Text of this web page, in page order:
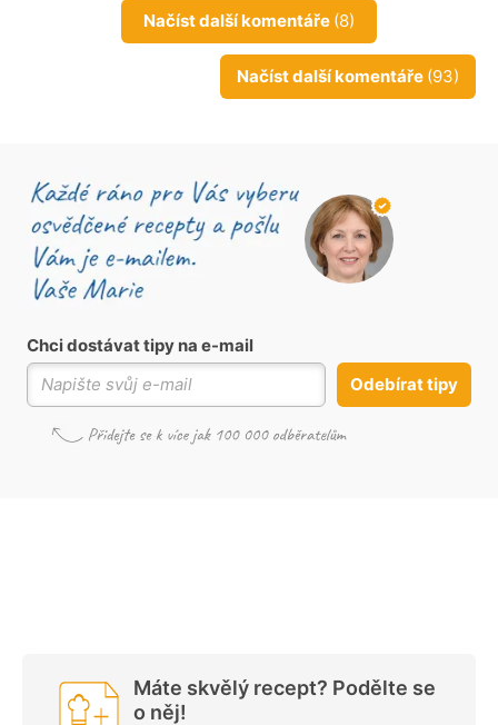
Načíst další komentáře (8)
Načíst další komentáře (93)
Chci dostávat tipy na e-mail
Odebírat tipy
Máte skvělý recept? Podělte se
o něj!